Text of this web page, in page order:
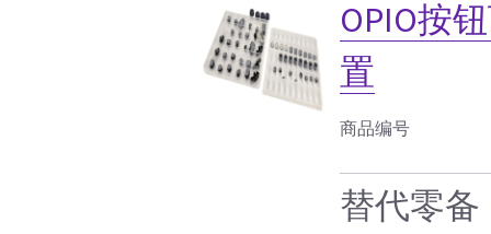
OPIO按
置
商品编号
替代零备